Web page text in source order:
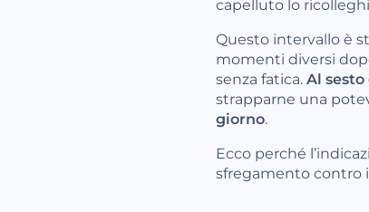
capelluto lo
Questo intervallo è
momenti diversi
senza fatica.Al
strapparne una
giorno.
Ecco perché
sfregamento contro